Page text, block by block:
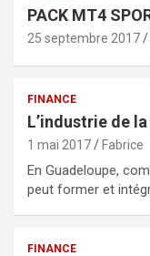
PACK MT4
25 septembre 2017
FINANCE
L’industrie de
1 mai 2017 Fabrice
En Guadeloupe,
peut former et
FINANCE